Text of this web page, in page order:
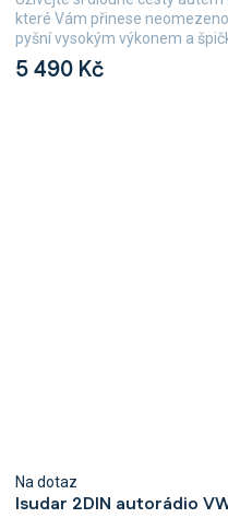
5 490 Kč
které Vám přinese
pyšní vysokým výkonem a
Isudar 2DIN autorádio
Na dotaz